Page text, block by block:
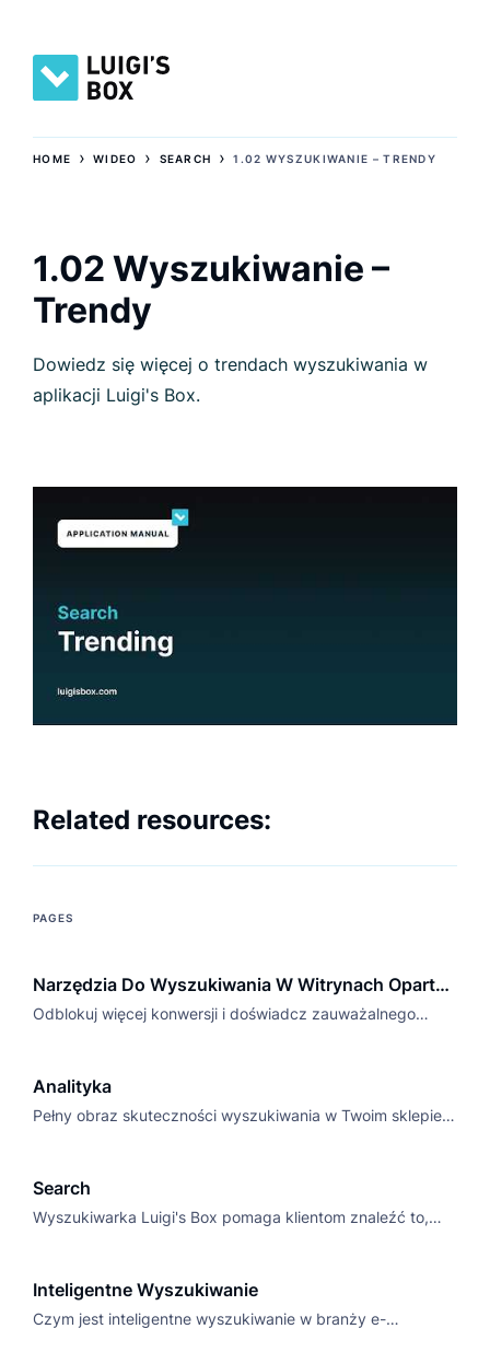
HOME ›WIDEO › SEARCH ›1.02 WYSZUKIWANIE – TRENDY
1.02 Wyszukiwanie –
Trendy
Dowiedz się więcej o trendach wyszukiwania w
aplikacji Luigi's Box.
Related resources:
PAGES
Narzędzia Do Wyszukiwania W Witrynach Oparte
Na AI od Luigi’s Box
Odblokuj więcej konwersji i doświadcz zauważalnego
zidywidualizowanych rekomendacjach.
Analityka
Pełny obraz skuteczności wyszukiwania w Twoim sklepie.
Search
Wyszukiwarka Luigi's Box pomaga klientom znaleźć to,
Inteligentne Wyszukiwanie
Czym jest inteligentne wyszukiwanie w branży e-